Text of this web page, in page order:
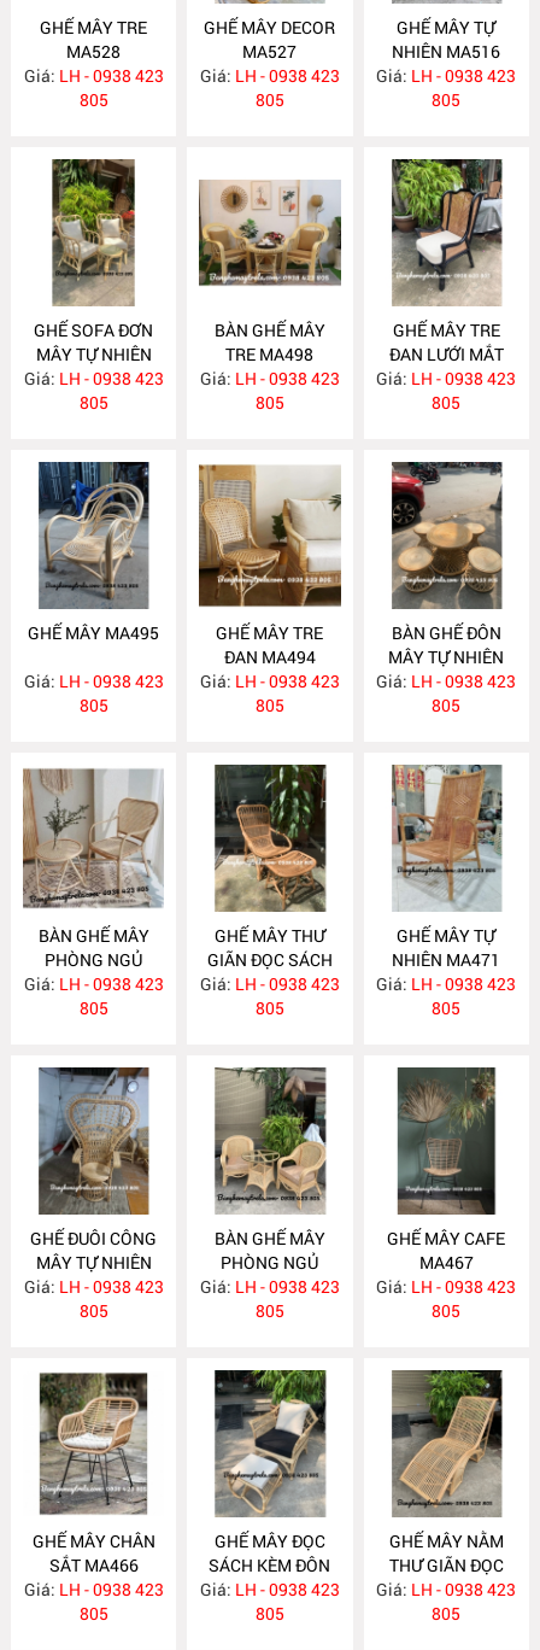
GHẾ MÂY TRE
MA528
Giá: LH - 0938 423
805
GHẾ MÂY DECOR
MA527
Giá: LH - 0938 423
805
GHẾ MÂY TỰ
NHIÊN MA516
Giá: LH - 0938 423
805
GHẾ SOFA ĐƠN
MÂY TỰ NHIÊN
MA515
Giá: LH - 0938 423
805
BÀN GHẾ MÂY
TRE MA498
Giá: LH - 0938 423
805
GHẾ MÂY TRE
ĐAN LƯỚI MẮT
CÁO MA496
Giá: LH - 0938 423
805
GHẾ MÂY MA495
Giá: LH - 0938 423
805
GHẾ MÂY TRE
ĐAN MA494
Giá: LH - 0938 423
805
BÀN GHẾ ĐÔN
MÂY TỰ NHIÊN
MA482
Giá: LH - 0938 423
805
BÀN GHẾ MÂY
PHÒNG NGỦ
MA479
Giá: LH - 0938 423
805
GHẾ MÂY THƯ
GIÃN ĐỌC SÁCH
KÈM ĐÔN GÁC
CHÂN MA475
Giá: LH - 0938 423
805
GHẾ MÂY TỰ
NHIÊN MA471
Giá: LH - 0938 423
805
GHẾ ĐUÔI CÔNG
MÂY TỰ NHIÊN
MA470
Giá: LH - 0938 423
805
BÀN GHẾ MÂY
PHÒNG NGỦ
MA469
Giá: LH - 0938 423
805
GHẾ MÂY CAFE
MA467
Giá: LH - 0938 423
805
GHẾ MÂY CHÂN
SẮT MA466
Giá: LH - 0938 423
805
GHẾ MÂY ĐỌC
SÁCH KÈM ĐÔN
GÁC CHÂN MA461
Giá: LH - 0938 423
805
GHẾ MÂY NẰM
THƯ GIÃN ĐỌC
SÁCH MA456
Giá: LH - 0938 423
805